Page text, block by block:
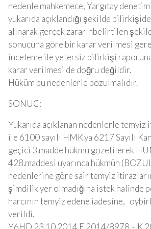
nedenle mahkemece, Yargıtay
yukarıda açıklandığı şekilde
alınarak gerçek zararınbelirtilen
sonucuna göre bir karar verilmesi
inceleme ile yetersiz bilirkişi
karar verilmesi de doğru değildir.
Hüküm bu nedenlerle bozulmalıdır.
SONUÇ:
Yukarıda açıklanan nedenlerle temyiz
ile 6100 sayılı HMK.ya 6217 Sayılı
geçici 3.madde hükmü gözetilerek
428.maddesi uyarınca hükmün
nedenlerine göre sair temyiz
şimdilik yer olmadığına istek halinde
harcının temyiz edene iadesine,
verildi.
Y6HD 23.10.2014 E.2014/8978 –